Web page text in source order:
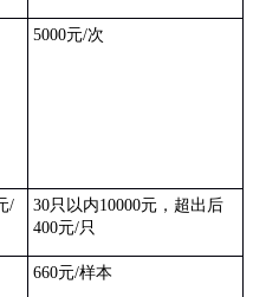
5000元/次
/
30只以内10000元，超出后
400元/只
660元/样本